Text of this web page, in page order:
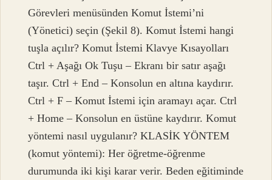
Görevleri menüsünden Komut İstemi’ni
(Yönetici) seçin (Şekil 8). Komut İstemi hangi
tuşla açılır? Komut İstemi Klavye Kısayolları
Ctrl + Aşağı Ok Tuşu – Ekranı bir satır aşağı
taşır. Ctrl + End – Konsolun en altına kaydırır.
Ctrl + F – Komut İstemi için aramayı açar. Ctrl
+ Home – Konsolun en üstüne kaydırır. Komut
yöntemi nasıl uygulanır? KLASİK YÖNTEM
(komut yöntemi): Her öğretme-öğrenme
durumunda iki kişi karar verir. Beden eğitiminde